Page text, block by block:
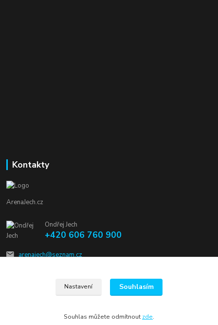
Kontakty
ArenaJech.cz
Ondřej Jech
+420 606 760 900
arenajech@seznam.cz
Nastavení Souhlasím
Souhlas můžete odmítnout zde.